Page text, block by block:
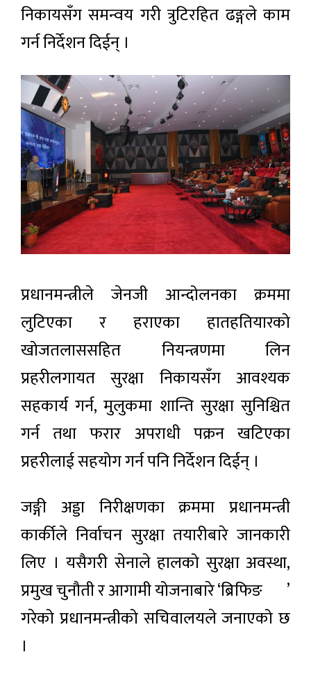
निकायसँग समन्वय गरी त्रुटिरहित ढङ्गले काम
गर्न निर्देशन दिईन् ।
प्रधानमन्त्रीले जेनजी आन्दोलनका क्रममा
लुटिएका र हराएका हातहतियारको
खोजतलाससहित नियन्त्रणमा लिन
प्रहरीलगायत सुरक्षा निकायसँग आवश्यक
सहकार्य गर्न, मुलुकमा शान्ति सुरक्षा सुनिश्चित
गर्न तथा फरार अपराधी पक्रन खटिएका
प्रहरीलाई सहयोग गर्न पनि निर्देशन दिईन् ।
जङ्गी अड्डा निरीक्षणका क्रममा प्रधानमन्त्री
कार्कीले निर्वाचन सुरक्षा तयारीबारे जानकारी
लिए । यसैगरी सेनाले हालको सुरक्षा अवस्था,
प्रमुख चुनौती र आगामी योजनाबारे ‘ब्रिफिङ¬’
गरेको प्रधानमन्त्रीको सचिवालयले जनाएको छ
।